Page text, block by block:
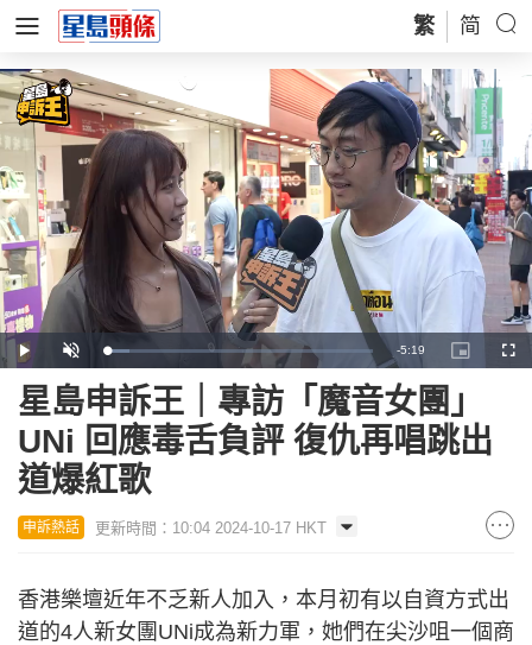
繁 简
Play Unmute Loaded:
8.58%
Remaining
Time
-5:19
Picture-
in-
星島申訴王｜專訪「魔音女團」
UNi 回應毒舌負評 復仇再唱跳出
道爆紅歌
申訴熱話 更新時間：10:04 2024-10-17 HKT
香港樂壇近年不乏新人加入，本月初有以自資方式出
道的4人新女團UNi成為新力軍，她們在尖沙咀一個商